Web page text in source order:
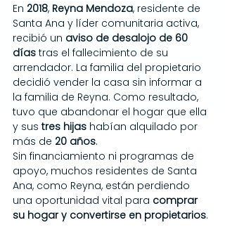
En 2018, Reyna Mendoza, residente de
Santa Ana y líder comunitaria activa,
recibió un aviso de desalojo de 60
días tras el fallecimiento de su
arrendador. La familia del propietario
decidió vender la casa sin informar a
la familia de Reyna. Como resultado,
tuvo que abandonar el hogar que ella
y sus tres hijas habían alquilado por
más de 20 años.
Sin financiamiento ni programas de
apoyo, muchos residentes de Santa
Ana, como Reyna, están perdiendo
una oportunidad vital para comprar
su hogar y convertirse en propietarios.